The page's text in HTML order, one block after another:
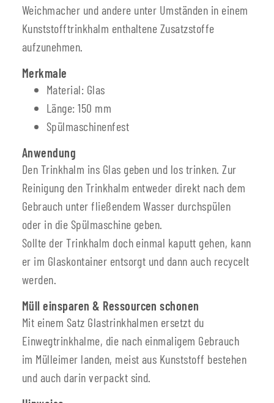
Weichmacher und andere unter Umständen in einem
Kunststofftrinkhalm enthaltene Zusatzstoffe
aufzunehmen.
Merkmale
Material: Glas
Länge: 150 mm
Spülmaschinenfest
Anwendung
Den Trinkhalm ins Glas geben und los trinken. Zur
Reinigung den Trinkhalm entweder direkt nach dem
Gebrauch unter fließendem Wasser durchspülen
oder in die Spülmaschine geben.
Sollte der Trinkhalm doch einmal kaputt gehen, kann
er im Glaskontainer entsorgt und dann auch recycelt
werden.
Müll einsparen & Ressourcen schonen
Mit einem Satz Glastrinkhalmen ersetzt du
Einwegtrinkhalme, die nach einmaligem Gebrauch
im Mülleimer landen, meist aus Kunststoff bestehen
und auch darin verpackt sind.